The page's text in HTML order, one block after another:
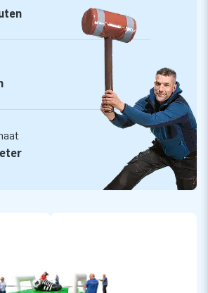
verstevigd en meervoudig gestikt. Ze
en eenvoudig schoon te houden. De
van 5 jaar garantie. Hierdoor
jarenlang optimaal speelplezier.
Trekrodeo Voetbal en bezorg jouw
klanten kozen ook voor JB
mensen wereldwijd letterlijk een gat
Ons team van designers, ontwikkelaars